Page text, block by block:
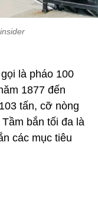
là pháo 100
1877 đến
tấn, cỡ nòng
bắn tối đa là
các mục tiêu